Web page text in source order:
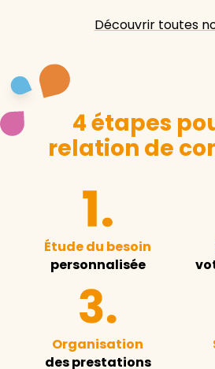
Découvrir toutes
4 étapes
relation de
Étude du besoin
personnalisée
Organisation
des prestations